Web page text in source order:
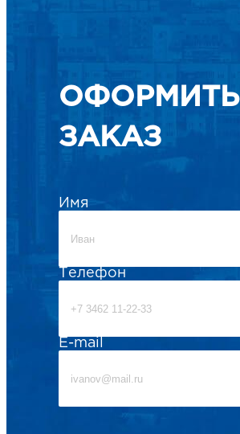
ОФОРМИТЬ
ЗАКАЗ
Имя
Телефон
E-mail